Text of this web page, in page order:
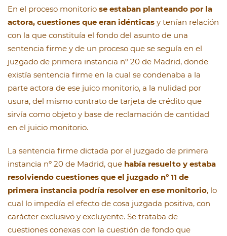
En el proceso monitorio se estaban planteando por la
actora, cuestiones que eran idénticas y tenían relación
con la que constituía el fondo del asunto de una
sentencia firme y de un proceso que se seguía en el
juzgado de primera instancia nº 20 de Madrid, donde
existía sentencia firme en la cual se condenaba a la
parte actora de ese juico monitorio, a la nulidad por
usura, del mismo contrato de tarjeta de crédito que
sirvía como objeto y base de reclamación de cantidad
en el juicio monitorio.
La sentencia firme dictada por el juzgado de primera
instancia nº 20 de Madrid, que había resuelto y estaba
resolviendo cuestiones que el juzgado nº 11 de
primera instancia podría resolver en ese monitorio, lo
cual lo impedía el efecto de cosa juzgada positiva, con
carácter exclusivo y excluyente. Se trataba de
cuestiones conexas con la cuestión de fondo que